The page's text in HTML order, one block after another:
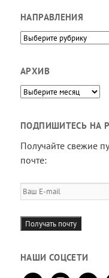
НАПРАВЛЕНИЯ
Направления
АРХИВ
Архив
ПОДПИШИТЕСЬ НА
Получайте свежие
почте:
Ваш
E-
mail
Получать почту
НАШИ СОЦСЕТИ